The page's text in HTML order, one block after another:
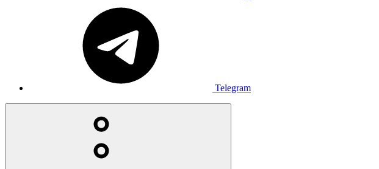
Telegram